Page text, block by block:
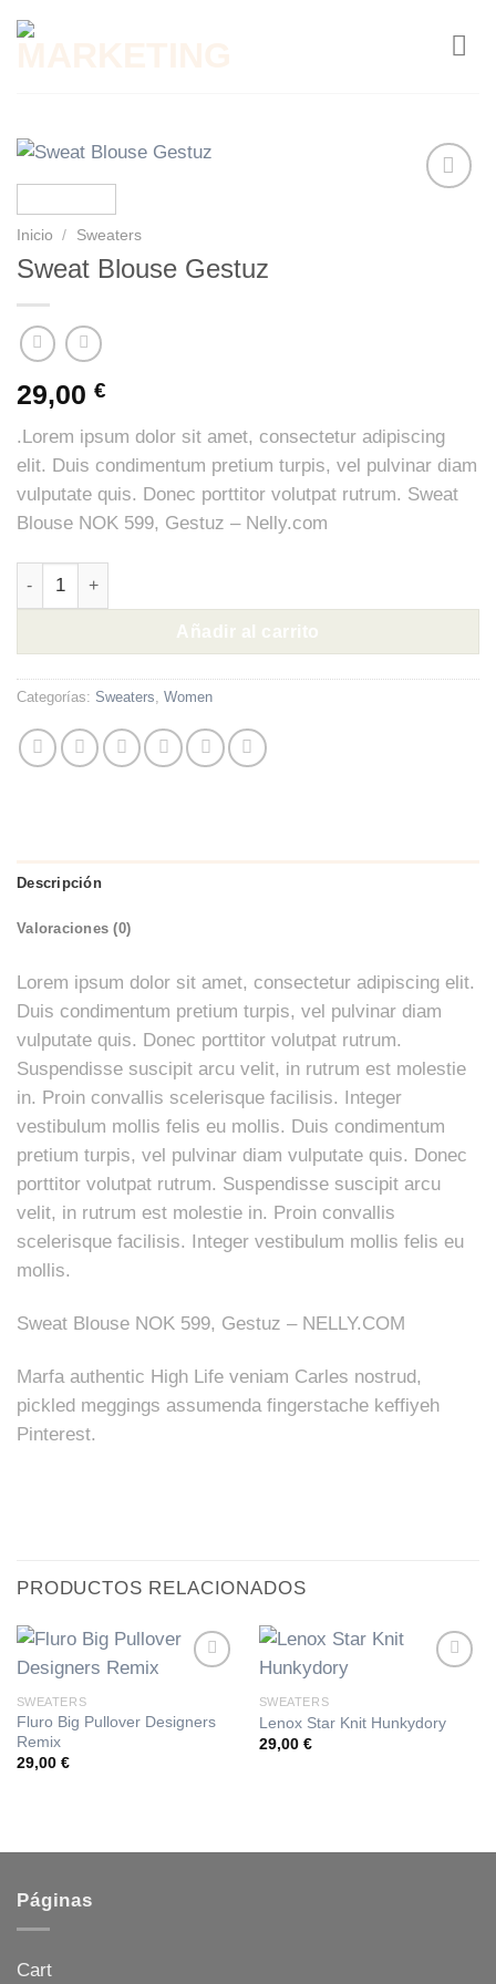
Inicio / Sweaters
Sweat Blouse Gestuz
29,00 €
.Lorem ipsum dolor sit amet, consectetur adipiscing
elit. Duis condimentum pretium turpis, vel pulvinar diam
vulputate quis. Donec porttitor volutpat rutrum. Sweat
Blouse NOK 599, Gestuz – Nelly.com
Sweat Blouse Gestuz cantidad
Añadir al carrito
Categorías: Sweaters Women
Descripción
Valoraciones (0)
Lorem ipsum dolor sit amet, consectetur adipiscing elit.
Duis condimentum pretium turpis, vel pulvinar diam
vulputate quis. Donec porttitor volutpat rutrum.
Suspendisse suscipit arcu velit, in rutrum est molestie
in. Proin convallis scelerisque facilisis. Integer
vestibulum mollis felis eu mollis. Duis condimentum
pretium turpis, vel pulvinar diam vulputate quis. Donec
porttitor volutpat rutrum. Suspendisse suscipit arcu
velit, in rutrum est molestie in. Proin convallis
scelerisque facilisis. Integer vestibulum mollis felis eu
mollis.
Sweat Blouse NOK 599, Gestuz – NELLY.COM
Marfa authentic High Life veniam Carles nostrud,
pickled meggings assumenda fingerstache keffiyeh
Pinterest.
PRODUCTOS RELACIONADOS
lista de
deseos
SWEATERS
Fluro Big Pullover Designers
Remix
29,00 €
deseos
SWEATERS
Lenox Star Knit Hunkydory
29,00 €
Páginas
Cart